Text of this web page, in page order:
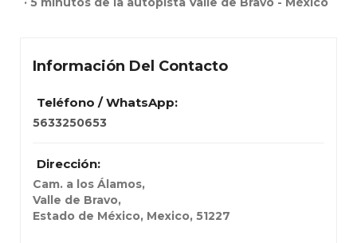
Información Del Contacto
Teléfono / WhatsApp:
5633250653
Dirección:
Cam. a los Álamos,
Valle de Bravo,
Estado de México, Mexico, 51227